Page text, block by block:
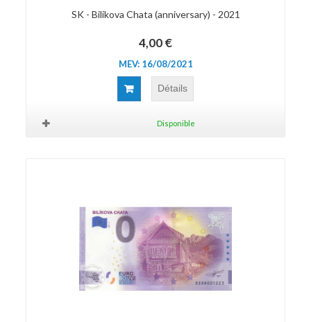
SK - Bilikova Chata (anniversary) - 2021
4,00 €
MEV: 16/08/2021
Détails
Disponible